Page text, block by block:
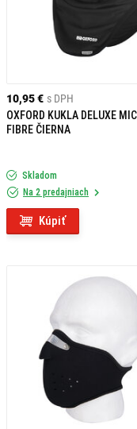
10,95 € s DPH
OXFORD KUKLA DELUXE
FIBRE ČIERNA
Skladom
Na 2 predajniach
Kúpiť